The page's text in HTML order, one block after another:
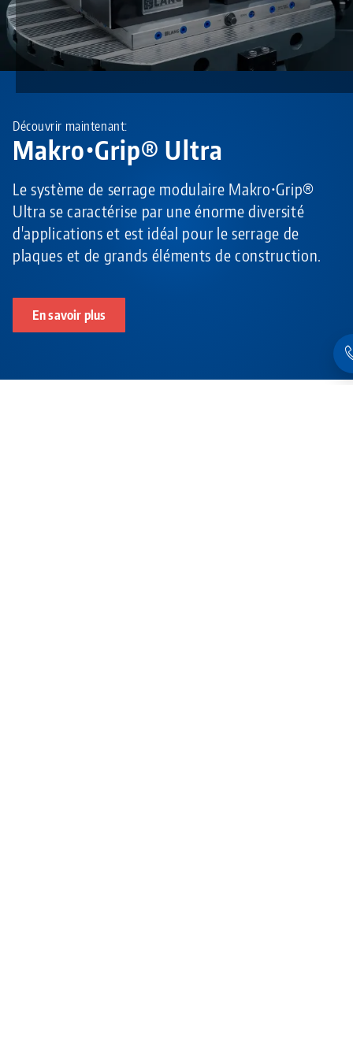
Makro•Grip® Ultra
Découvrir maintenant:
Le système de serrage modulaire Makro•Grip®
Ultra se caractérise par une énorme diversité
d'applications et est idéal pour le serrage de
plaques et de grands éléments de construction.
En savoir plus